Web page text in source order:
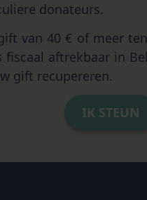
donateurs.
van 40 € of meer
fiscaal aftrekbaar in
gift recupereren.
IK STEUN